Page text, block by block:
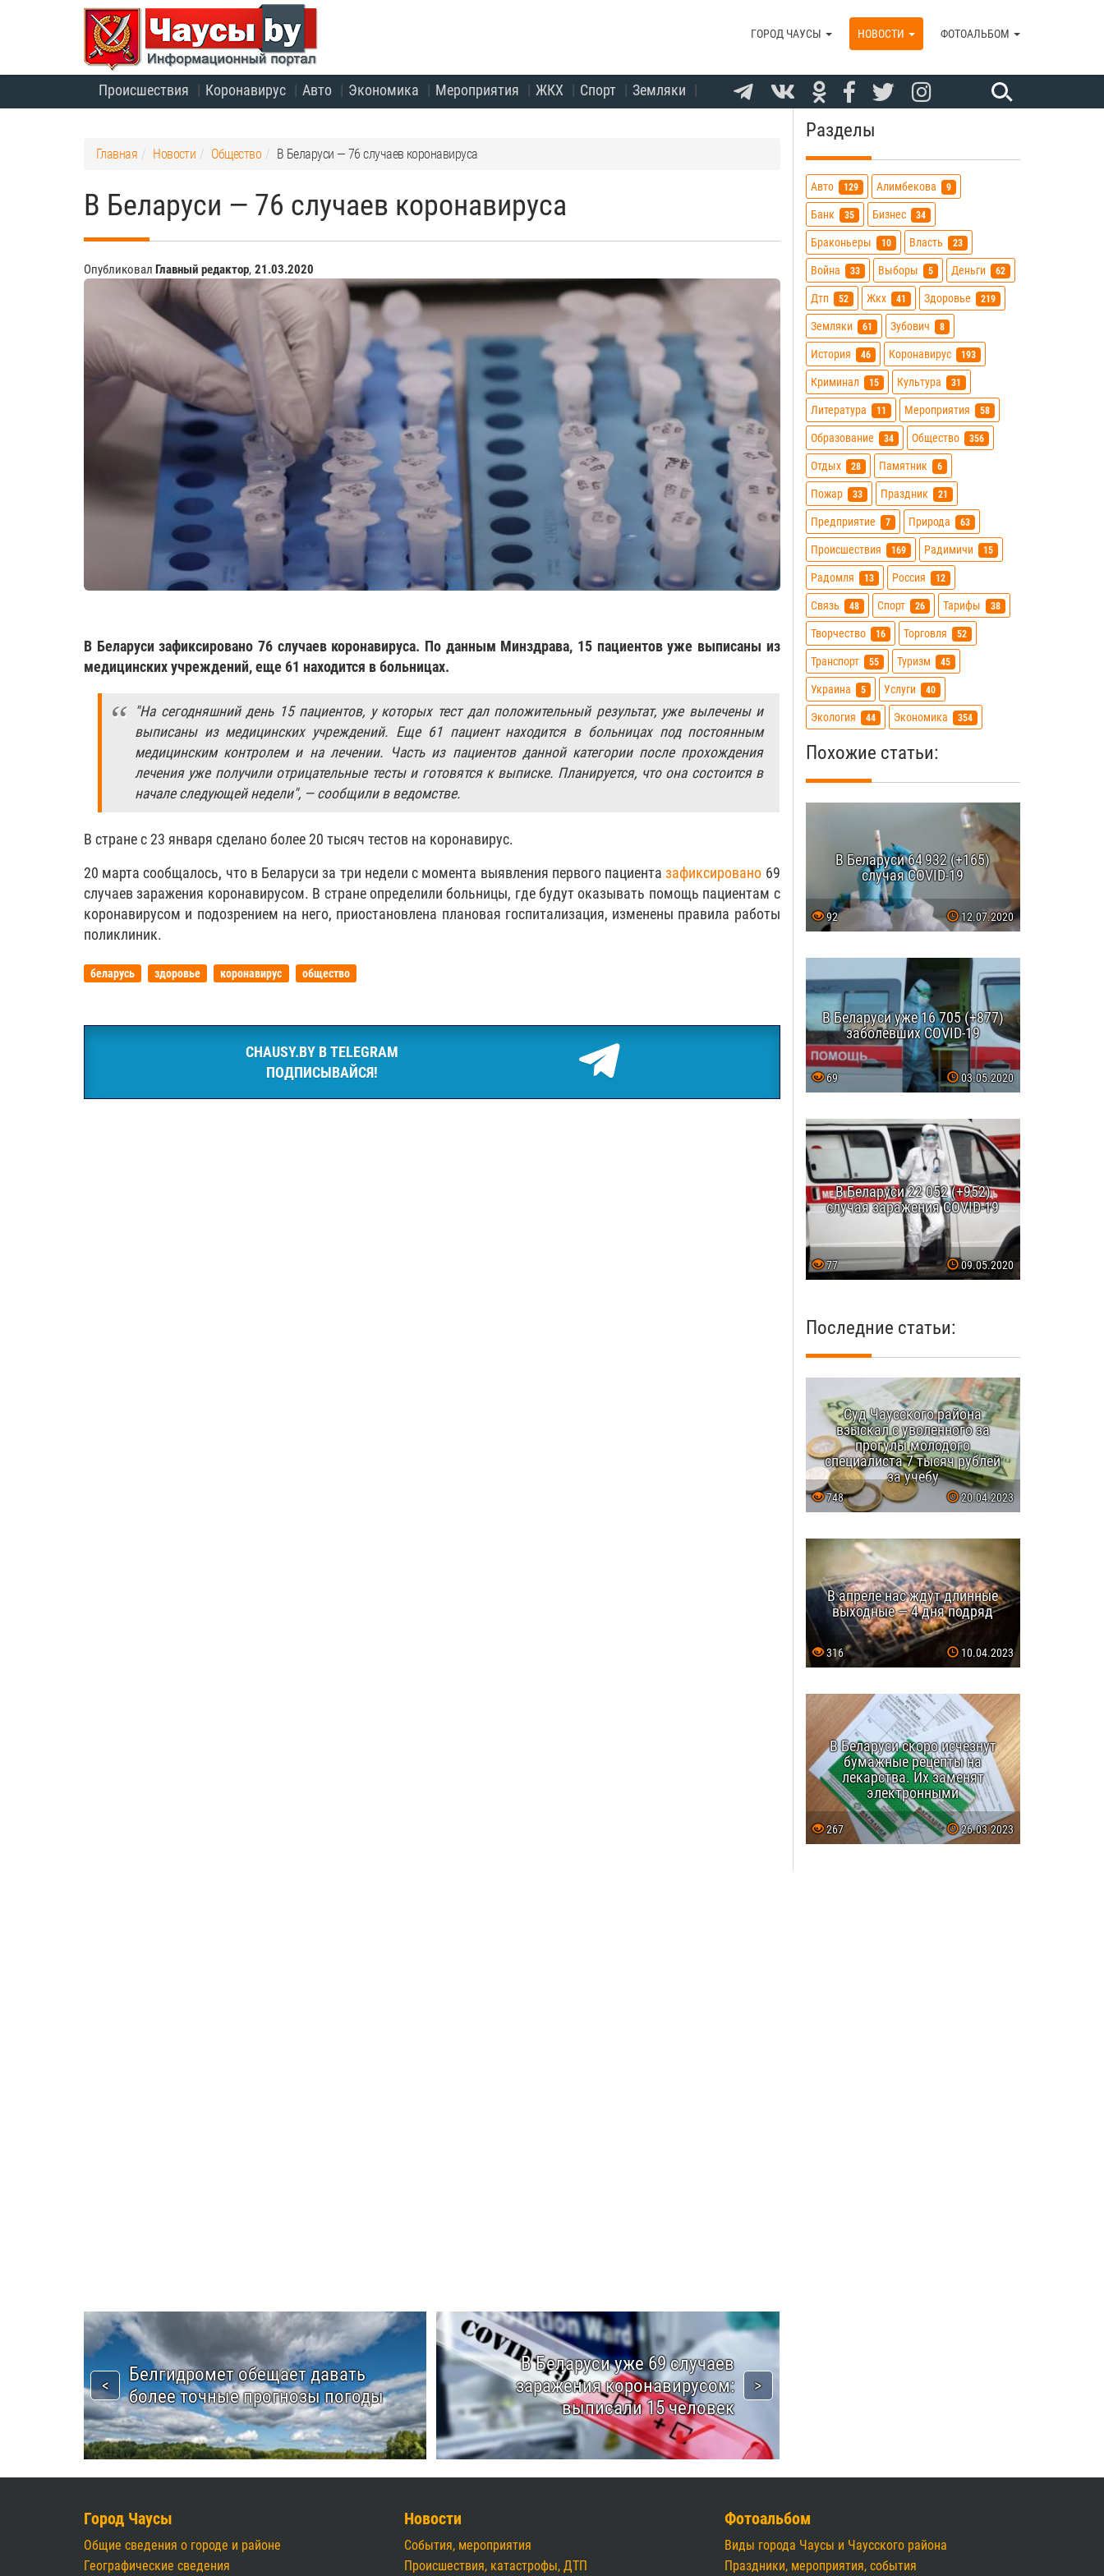
Происшествия Коронавирус Авто Экономика Мероприятия ЖКХ Спорт Земляки
ГОРОД ЧАУСЫ НОВОСТИ ФОТОАЛЬБОМ
Главная Новости Общество В Беларуси — 76 случаев коронавируса
В Беларуси — 76 случаев коронавируса
Опубликовал Главный редактор, 21.03.2020
В Беларуси зафиксировано 76 случаев коронавируса. По данным Минздрава, 15 пациентов уже выписаны из
медицинских учреждений, еще 61 находится в больницах.
"На сегодняшний день 15 пациентов, у которых тест дал положительный результат, уже вылечены и
выписаны из медицинских учреждений. Еще 61 пациент находится в больницах под постоянным
медицинским контролем и на лечении. Часть из пациентов данной категории после прохождения
лечения уже получили отрицательные тесты и готовятся к выписке. Планируется, что она состоится в
начале следующей недели", — сообщили в ведомстве.
В стране с 23 января сделано более 20 тысяч тестов на коронавирус.
20 марта сообщалось, что в Беларуси за три недели с момента выявления первого пациентазафиксировано 69
случаев заражения коронавирусом. В стране определили больницы, где будут оказывать помощь пациентам с
коронавирусом и подозрением на него, приостановлена плановая госпитализация, изменены правила работы
поликлиник.
беларусь здоровье коронавирус общество
CHAUSY.BY В TELEGRAM
ПОДПИСЫВАЙСЯ!
Белгидромет обещает давать
более точные прогнозы погоды
В Беларуси уже 69 случаев
заражения коронавирусом:
выписали 15 человек
Разделы
Авто 129 Алимбекова 9
Банк 35 Бизнес 34
Браконьеры 10 Власть 23
Война 33 Выборы 5 Деньги 62
Дтп 52 Жкх 41 Здоровье 219
Земляки 61 Зубович 8
История 46 Коронавирус 193
Криминал 15 Культура 31
Литература 11 Мероприятия 58
Образование 34 Общество 356
Отдых 28 Памятник 6
Пожар 33 Праздник 21
Предприятие 7 Природа 63
Происшествия 169 Радимичи 15
Радомля 13 Россия 12
Связь 48 Спорт 26 Тарифы 38
Творчество 16 Торговля 52
Транспорт 55 Туризм 45
Украина 5 Услуги 40
Экология 44 Экономика 354
Похожие статьи:
В Беларуси 64 932 (+165)
случая COVID-19
92 12.07.2020
В Беларуси уже 16 705 (+877)
заболевших COVID-19
69 03.05.2020
В Беларуси 22 052 (+952)
случая заражения COVID-19
77 09.05.2020
Последние статьи:
Суд Чаусского района
взыскал с уволенного за
прогулы молодого
специалиста 7 тысяч рублей
за учебу
748 20.04.2023
В апреле нас ждут длинные
выходные — 4 дня подряд
316 10.04.2023
В Беларуси скоро исчезнут
бумажные рецепты на
лекарства. Их заменят
электронными
267 26.03.2023
Город Чаусы
Общие сведения о городе и районе
Географические сведения
Новости
События, мероприятия
Происшествия, катастрофы, ДТП
Фотоальбом
Виды города Чаусы и Чаусского района
Праздники, мероприятия, события